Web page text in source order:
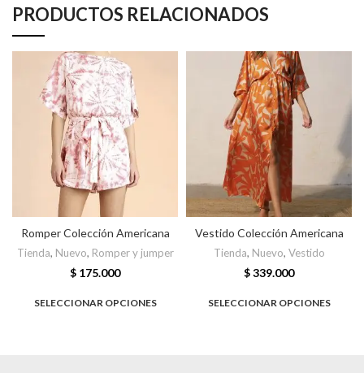
PRODUCTOS RELACIONADOS
Romper Colección Americana
Tienda, Nuevo, Romper y jumper
$ 175.000
SELECCIONAR OPCIONES
Vestido Colección Americana
Tienda, Nuevo, Vestido
$339.000
SELECCIONAR OPCIONES